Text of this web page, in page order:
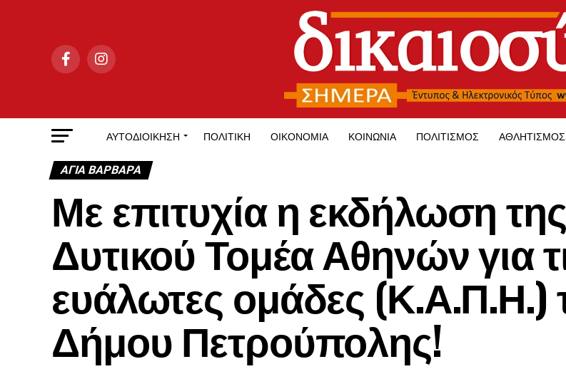
ΑΥΤΟΔΙΟΊΚΗΣΗ ΠΟΛΙΤΙΚΉ ΟΙΚΟΝΟΜΊΑ ΚΟΙΝΩΝΊΑ ΠΟΛΙΤΙΣΜΌΣ ΑΘΛΗΤΙΣΜΌΣ
ΑΓΙΑ ΒΑΡΒΑΡΑ
Με επιτυχία η εκδήλωση
Δυτικού Τομέα Αθηνών για
ευάλωτες ομάδες (Κ.Α.Π.Η.)
Δήμου Πετρούπολης!